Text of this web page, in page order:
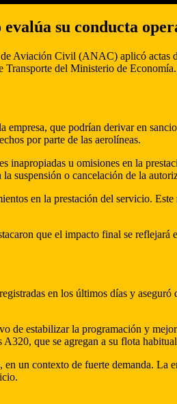
su conducta
Aviación Civil (ANAC) aplicó actas
del Ministerio de
que podrían derivar en
por parte de las aerolíneas.
u omisiones en la
suspensión o cancelación de la
en la prestación del servicio.
que el impacto final se reflejará
en los últimos días y
de estabilizar la programación y
que se agregan a su flota
un contexto de fuerte demanda. La